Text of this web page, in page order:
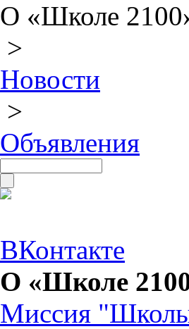
О «Школе
>
Новости
>
Объявления
ВКонтакте
О «Школе
Миссия